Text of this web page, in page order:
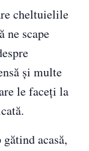
cheltuielile
ne scape
și multe
le faceți la
acasă,